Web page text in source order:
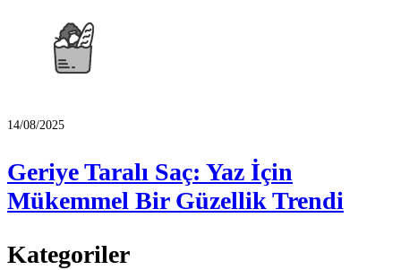
14/08/2025
Geriye Taralı Saç: Yaz İçin
Mükemmel Bir Güzellik Trendi
Kategoriler